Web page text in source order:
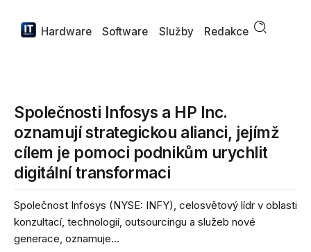
Hardware Software Služby Redakce
Společnosti Infosys a HP Inc.
oznamují strategickou alianci, jejímž
cílem je pomoci podnikům urychlit
digitální transformaci
Společnost Infosys (NYSE: INFY), celosvětový lídr v oblasti
konzultací, technologií, outsourcingu a služeb nové
generace, oznamuje...